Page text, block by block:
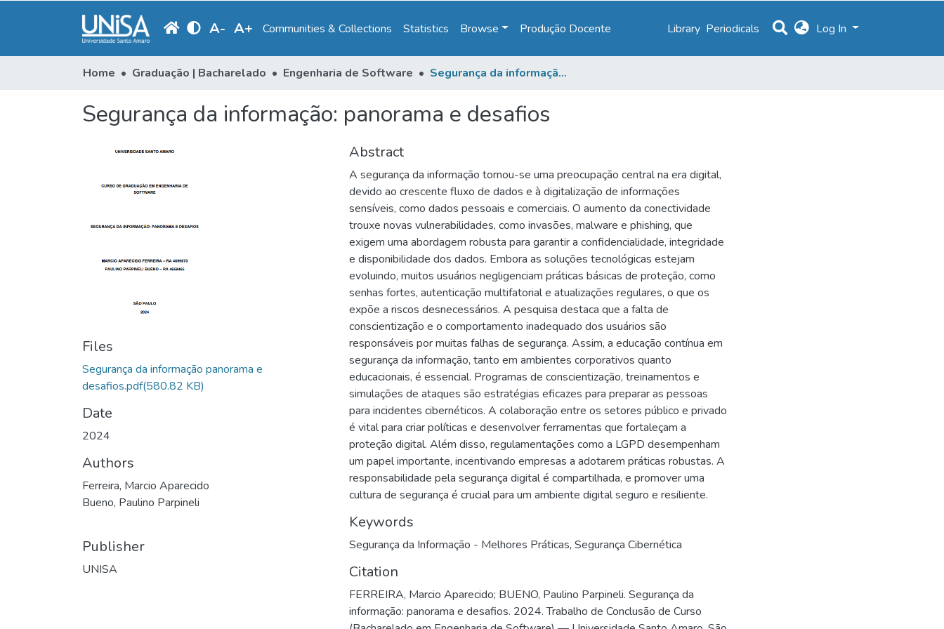
A- A+ Communities & Collections Statistics Browse Produção Docente Library Periodicals Log In
Home Graduação | Bacharelado Engenharia de Software Segurança da informação: panorama e desafios
Segurança da informação: panorama e desafios
Files
Segurança da informação panorama e
desafios.pdf(580.82 KB)
Date
2024
Authors
Ferreira, Marcio Aparecido
Bueno, Paulino Parpineli
Publisher
UNISA
Abstract
A segurança da informação tornou-se uma preocupação central na era digital,
devido ao crescente fluxo de dados e à digitalização de informações
sensíveis, como dados pessoais e comerciais. O aumento da conectividade
trouxe novas vulnerabilidades, como invasões, malware e phishing, que
exigem uma abordagem robusta para garantir a confidencialidade, integridade
e disponibilidade dos dados. Embora as soluções tecnológicas estejam
evoluindo, muitos usuários negligenciam práticas básicas de proteção, como
senhas fortes, autenticação multifatorial e atualizações regulares, o que os
expõe a riscos desnecessários. A pesquisa destaca que a falta de
conscientização e o comportamento inadequado dos usuários são
responsáveis por muitas falhas de segurança. Assim, a educação contínua em
segurança da informação, tanto em ambientes corporativos quanto
educacionais, é essencial. Programas de conscientização, treinamentos e
simulações de ataques são estratégias eficazes para preparar as pessoas
para incidentes cibernéticos. A colaboração entre os setores público e privado
é vital para criar políticas e desenvolver ferramentas que fortaleçam a
proteção digital. Além disso, regulamentações como a LGPD desempenham
um papel importante, incentivando empresas a adotarem práticas robustas. A
responsabilidade pela segurança digital é compartilhada, e promover uma
cultura de segurança é crucial para um ambiente digital seguro e resiliente.
Keywords
Segurança da Informação - Melhores Práticas, Segurança Cibernética
Citation
FERREIRA, Marcio Aparecido; BUENO, Paulino Parpineli. Segurança da
informação: panorama e desafios. 2024. Trabalho de Conclusão de Curso